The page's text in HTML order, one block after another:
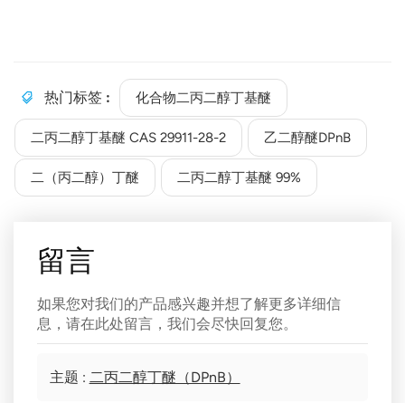
热门标签 : 化合物二丙二醇丁基醚
二丙二醇丁基醚 CAS 29911-28-2 乙二醇醚DPnB
二（丙二醇）丁醚 二丙二醇丁基醚 99%
留言
如果您对我们的产品感兴趣并想了解更多详细信
息，请在此处留言，我们会尽快回复您。
主题 : 二丙二醇丁醚（DPnB）